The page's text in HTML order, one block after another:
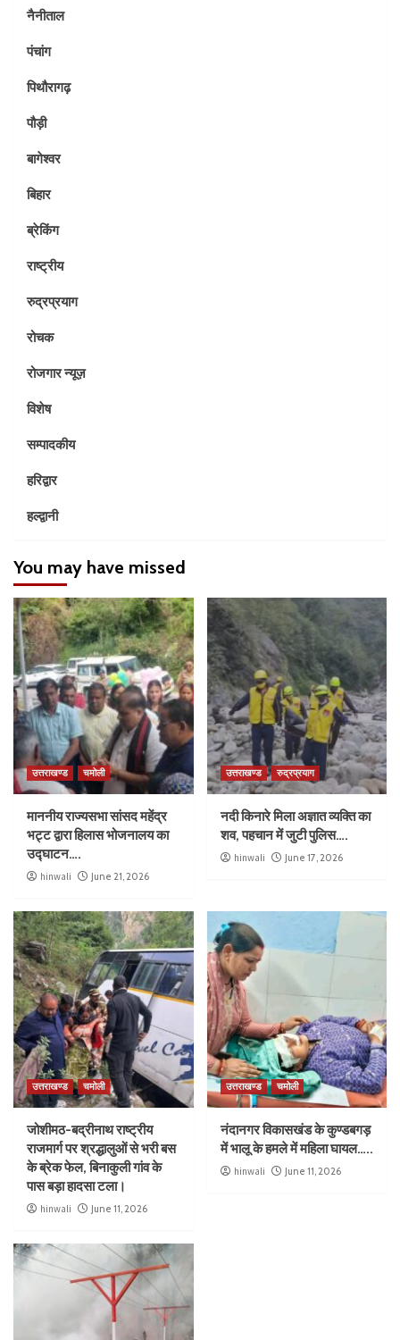
नैनीताल
पंचांग
पिथौरागढ़
पौड़ी
बागेश्वर
बिहार
ब्रेकिंग
राष्ट्रीय
रुद्रप्रयाग
रोचक
रोजगार न्यूज़
विशेष
सम्पादकीय
हरिद्वार
हल्द्वानी
You may have missed
उत्तराखण्ड चमोली
माननीय राज्यसभा सांसद महेंद्र
भट्ट द्वारा हिलास भोजनालय का
उद्घाटन….
hinwali June 21, 2026
उत्तराखण्ड रुद्रप्रयाग
नदी किनारे मिला अज्ञात व्यक्ति का
शव, पहचान में जुटी पुलिस….
hinwali June 17, 2026
उत्तराखण्ड चमोली
जोशीमठ-बद्रीनाथ राष्ट्रीय
राजमार्ग पर श्रद्धालुओं से भरी बस
के ब्रेक फेल, बिनाकुली गांव के
पास बड़ा हादसा टला।
hinwali June 11, 2026
उत्तराखण्ड चमोली
नंदानगर विकासखंड के कुण्डबगड़
में भालू के हमले में महिला घायल…..
hinwali June 11, 2026